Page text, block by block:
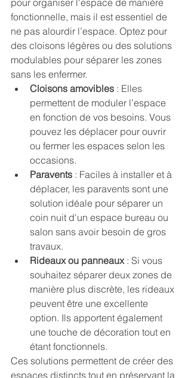
fonctionnelle, mais il est essentiel de
ne pas alourdir l’espace. Optez pour
des cloisons légères ou des solutions
modulables pour séparer les zones
sans les enfermer.
Cloisons amovibles : Elles
permettent de moduler l’espace
en fonction de vos besoins. Vous
pouvez les déplacer pour ouvrir
ou fermer les espaces selon les
occasions.
Paravents : Faciles à installer et à
déplacer, les paravents sont une
solution idéale pour séparer un
coin nuit d'un espace bureau ou
salon sans avoir besoin de gros
travaux.
Rideaux ou panneaux : Si vous
souhaitez séparer deux zones de
manière plus discrète, les rideaux
peuvent être une excellente
option. Ils apportent également
une touche de décoration tout en
étant fonctionnels.
Ces solutions permettent de créer des
espaces distincts tout en préservant la